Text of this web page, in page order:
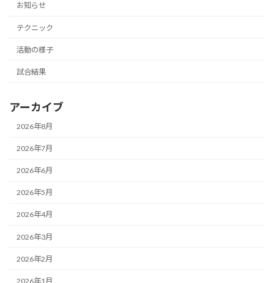
お知らせ
テクニック
活動の様子
試合結果
アーカイブ
2026年8月
2026年7月
2026年6月
2026年5月
2026年4月
2026年3月
2026年2月
2026年1月